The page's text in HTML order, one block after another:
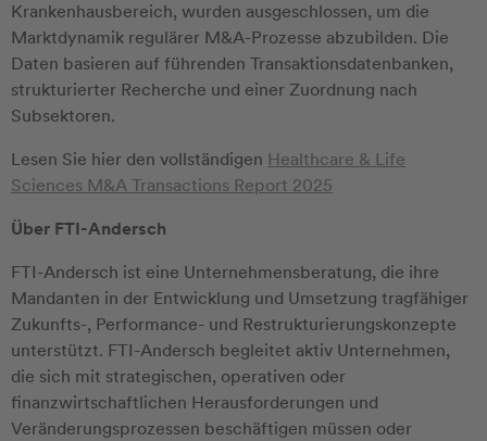
Krankenhausbereich, wurden ausgeschlossen, um die
Marktdynamik regulärer M&A-Prozesse abzubilden. Die
Daten basieren auf führenden Transaktionsdatenbanken,
strukturierter Recherche und einer Zuordnung nach
Subsektoren.
Lesen Sie hier den vollständigen Healthcare & Life
Sciences M&A Transactions Report 2025
Über FTI-Andersch
FTI-Andersch ist eine Unternehmensberatung, die ihre
Mandanten in der Entwicklung und Umsetzung tragfähiger
Zukunfts-, Performance- und Restrukturierungskonzepte
unterstützt. FTI-Andersch begleitet aktiv Unternehmen,
die sich mit strategischen, operativen oder
finanzwirtschaftlichen Herausforderungen und
Veränderungsprozessen beschäftigen müssen oder